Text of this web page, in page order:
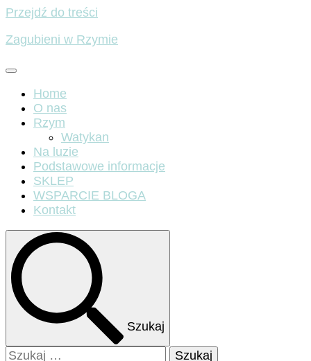
Przejdź do treści
Zagubieni w Rzymie
Home
O nas
Rzym
Watykan
Na luzie
Podstawowe informacje
SKLEP
WSPARCIE BLOGA
Kontakt
Szukaj
Szukaj: